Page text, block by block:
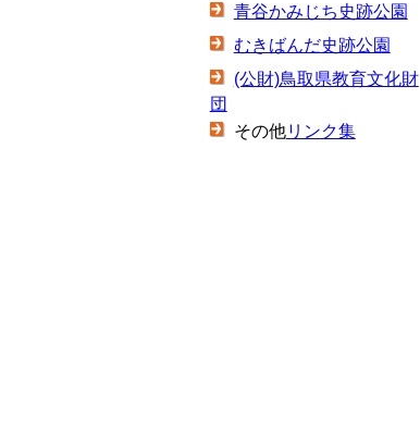
青谷かみじち史跡公園
むきばんだ史跡公園
(公財)鳥取県教育文化財
団
その他リンク集